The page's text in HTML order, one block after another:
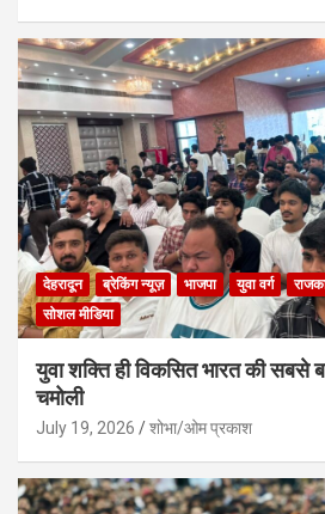
देहरादून ब्रेकिंग न्यूज़ भाजपा युवा वर्ग
सोशल मीडिया
युवा शक्ति ही विकसित भारत की सबसे
चमोली
July 19, 2026 शोभा/ओम प्रकाश